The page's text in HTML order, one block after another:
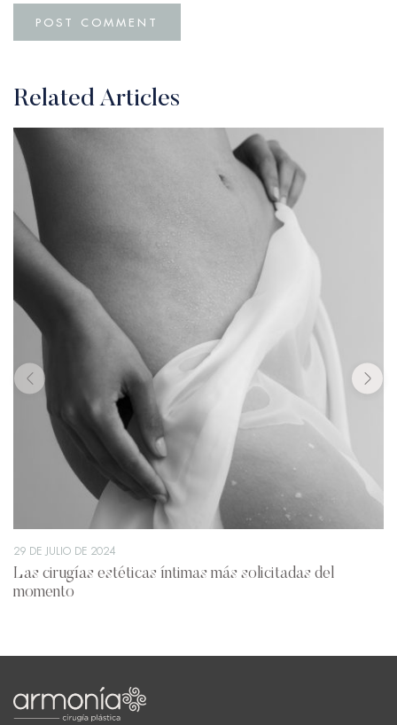
Related Articles
29 DE JULIO DE 2024
Las cirugías estéticas íntimas más solicitadas del
momento